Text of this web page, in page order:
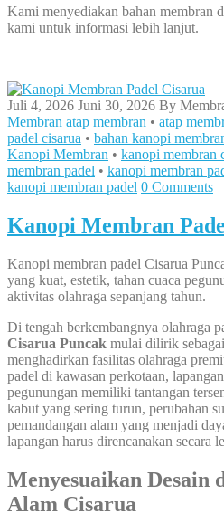
Kami menyediakan bahan membran
kami untuk informasi lebih lanjut.
Juli 4, 2026 Juni 30, 2026 By
Membran atap membran • atap
padel cisarua • bahan kanopi
Kanopi Membran • kanopi membran
membran padel • kanopi membran
kanopi membran padel 0 Comments
Kanopi Membran
Kanopi membran padel Cisarua
yang kuat, estetik, tahan cuaca
aktivitas olahraga sepanjang tahun.
Di tengah berkembangnya olahraga
Cisarua Puncak mulai dilirik
menghadirkan fasilitas olahraga
padel di kawasan perkotaan,
pegunungan memiliki tantangan
kabut yang sering turun, perubahan
pemandangan alam yang menjadi
lapangan harus direncanakan secara
Menyesuaikan Desain
Alam Cisarua